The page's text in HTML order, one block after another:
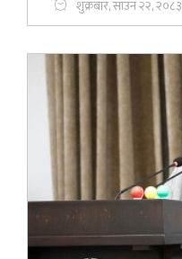
शुक्रबार, साउन २२, २०८३